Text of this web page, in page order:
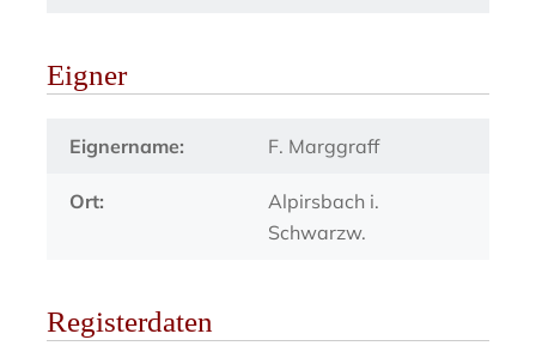
Eigner
Eignername: F. Marggraff
Ort:
Alpirsbach i.
Schwarzw.
Registerdaten